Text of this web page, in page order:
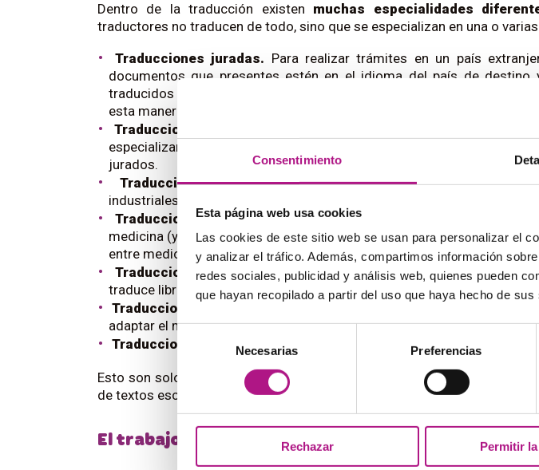
Consentimiento
Esta página web usa cookies
Las cookies de este sitio web se usan para personalizar el
y analizar el tráfico. Además, compartimos información
redes sociales, publicidad y análisis web, quienes pueden
que hayan recopilado a partir del uso que haya hecho de sus
Selección
de
consentimiento
Necesarias Preferencias
Rechazar Permitir
Dentro de la traducción existen muchas especialidades
traductores no traducen de todo, sino que se especializan en una o
Traducciones juradas. Para realizar trámites en un país
documentos que presentes estén en el idioma del país de destino
traducidos por un traductor jurado (acreditado por el Ministerio de
esta manera, el documento traducido tendrá la misma validez legal que
Traducciones jurídicas.
especializan en textos de tipo legal, pero no tienen por qué ser
jurados.
Traducciones técnicas. Por ejemplo, manuales de
industriales.
Traducciones médicas . Estas no solo exigen conocer a la
medicina (y a veces, descifrar caligrafía de médicos) sino también
entre medicamentos de diferentes países.
Traducciones literarias. Aunque se suele pensar en el
traduce libros, en realidad son solo una pequeña parte del mercado de
Traducciones de marketing.
adaptar el mensaje a la cultura del país de destino.
Traducciones audiovisuales. Para subtítulos y doblajes de películas.
Esto son solo algunos ejemplos, pero existen tantas especialidades de
de textos escritos. ¡Todo un mundo por descubrir!
El trabajo del intérprete